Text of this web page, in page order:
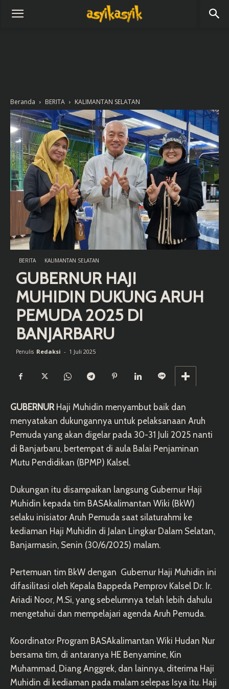
Beranda BERITA KALIMANTAN SELATAN
BERITA KALIMANTAN SELATAN
GUBERNUR HAJI
MUHIDIN DUKUNG ARUH
PEMUDA 2025 DI
BANJARBARU
Penulis Redaksi - 1 Juli 2025
GUBERNURHaji Muhidin menyambut baik dan
menyatakan dukungannya untuk pelaksanaan Aruh
Pemuda yang akan digelar pada 30-31 Juli 2025 nanti
di Banjarbaru, bertempat di aula Balai Penjaminan
Mutu Pendidikan (BPMP) Kalsel.
Dukungan itu disampaikan langsung Gubernur Haji
Muhidin kepada tim BASAkalimantan Wiki (BkW)
selaku inisiator Aruh Pemuda saat silaturahmi ke
kediaman Haji Muhidin di Jalan Lingkar Dalam Selatan,
Banjarmasin, Senin (30/6/2025) malam.
Pertemuan tim BkW dengan Gubernur Haji Muhidin ini
difasilitasi oleh Kepala Bappeda Pemprov Kalsel Dr. Ir.
Ariadi Noor, M.Si, yang sebelumnya telah lebih dahulu
mengetahui dan mempelajari agenda Aruh Pemuda.
Koordinator Program BASAkalimantan Wiki Hudan Nur
bersama tim, di antaranya HE Benyamine, Kin
Muhammad, Diang Anggrek, dan lainnya, diterima Haji
Muhidin di kediaman pada malam selepas Isya itu. Haji